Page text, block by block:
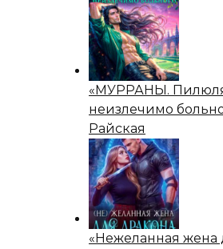
«МУРРАНЫ.
неизлечимо
Райская
«Нежеланная жена